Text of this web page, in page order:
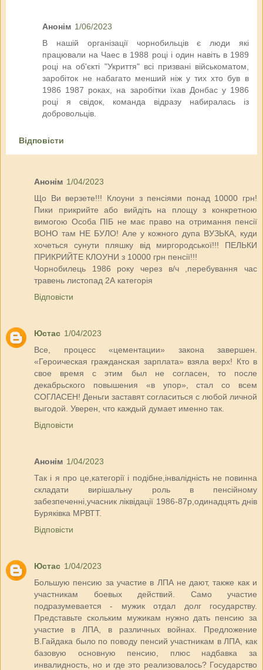
Анонім 1/06/2023
В нашій організації чорнобильців є люди які
працювали на Чаес в 1988 році і один навіть в 1989
році на об'єкті "Укриття" всі призвані військоматом,
заробіток не набагато менший ніж у тих хто був в
1986 1987 роках, на заробітки їхав Донбас у 1986
році я свідок, команда відразу набиралась із
добровольців.
Відповісти
Анонім 1/04/2023
Що Ви верзете!!! Клоуни з пенсіями понад 10000 грн!
Пики прикрийте або вийдіть на площу з конкретною
вимогою Особа ПІБ не має право на отримання пенсії
ВОНО там НЕ БУЛО! Але у кожного дупа ВУЗЬКА, куди
хочеться сунути пляшку від миргородської!!! ПЕЛЬКИ
ПРИКРИЙТЕ КЛОУНИ з 10000 грн пенсії!!!
Чорнобилець 1986 року через в/ч ,перебування час
травень листопад 2А категорія
Відповісти
Юстас 1/04/2023
Все, процесс «цементации» закона завершен.
«Героическая гражданская зарплата» взяла верх! Кто в
свое время с этим был не согласен, то после
декабрьского повышения «в упор», стал со всем
СОГЛАСЕН! Деньги заставят согласиться с любой личной
выгодой. Уверен, что каждый думает именно так.
Відповісти
Анонім 1/04/2023
Так і я про це,категорії і подібне,інвалідність не повинна
складати вирішальну роль в пенсійному
забезпеченні,учасник ліквідації 1986-87р,одинадцять днів
Буряківка МРВТТ.
Відповісти
Юстас 1/04/2023
Большую пенсию за участие в ЛПА не дают, также как и
участникам боевых действий. Само участие
подразумевается - мужик отдал долг государству.
Представьте скольким мужикам нужно дать пенсию за
участие в ЛПА, в различных войнах. Предложение
В.Гайдака было по поводу пенсий участникам в ЛПА, как
базовую основную пенсию, плюс надбавка за
инвалидность, но и где это реализовалось? Государство